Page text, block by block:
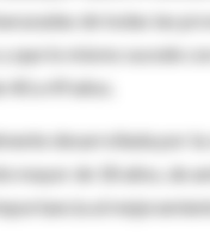
de todas las
que lo mismo sucede
a 49 años.
desarrollada por
mayor de 18 años, de
al